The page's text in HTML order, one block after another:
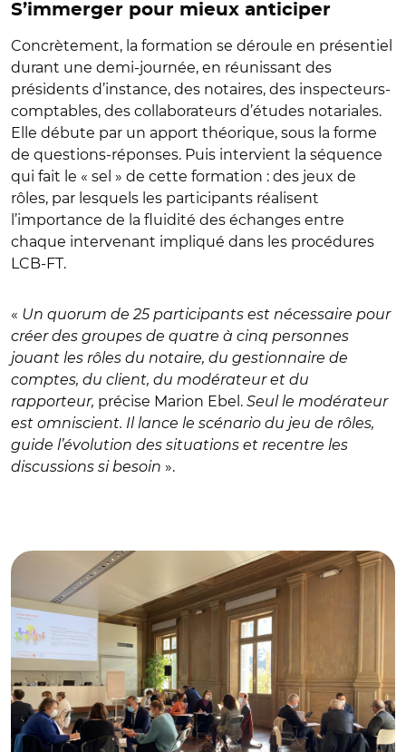
S’immerger pour mieux anticiper
Concrètement, la formation se déroule en présentiel
durant une demi-journée, en réunissant des
présidents d’instance, des notaires, des inspecteurs-
comptables, des collaborateurs d’études notariales.
Elle débute par un apport théorique, sous la forme
de questions-réponses. Puis intervient la séquence
qui fait le « sel » de cette formation : des jeux de
rôles, par lesquels les participants réalisent
l’importance de la fluidité des échanges entre
chaque intervenant impliqué dans les procédures
LCB-FT.
« Un quorum de 25 participants est nécessaire pour
créer des groupes de quatre à cinq personnes
jouant les rôles du notaire, du gestionnaire de
comptes, du client, du modérateur et du
rapporteur, précise Marion Ebel. Seul le modérateur
est omniscient. Il lance le scénario du jeu de rôles,
guide l’évolution des situations et recentre les
discussions si besoin ».